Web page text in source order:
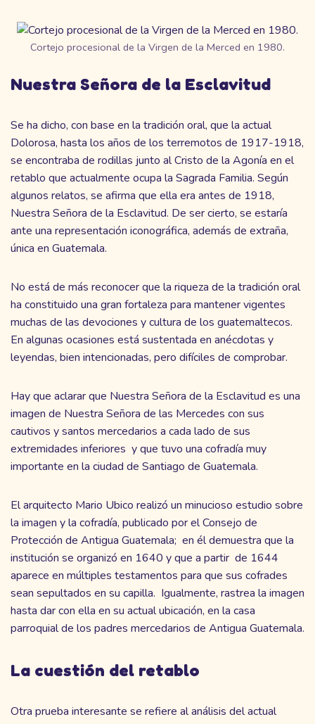
Cortejo procesional de la Virgen de la Merced en 1980.
Nuestra Señora de la Esclavitud
Se ha dicho, con base en la tradición oral, que la actual
Dolorosa, hasta los años de los terremotos de 1917-1918,
se encontraba de rodillas junto al Cristo de la Agonía en el
retablo que actualmente ocupa la Sagrada Familia. Según
algunos relatos, se afirma que ella era antes de 1918,
Nuestra Señora de la Esclavitud. De ser cierto, se estaría
ante una representación iconográfica, además de extraña,
única en Guatemala.
No está de más reconocer que la riqueza de la tradición oral
ha constituido una gran fortaleza para mantener vigentes
muchas de las devociones y cultura de los guatemaltecos.
En algunas ocasiones está sustentada en anécdotas y
leyendas, bien intencionadas, pero difíciles de comprobar.
Hay que aclarar que Nuestra Señora de la Esclavitud es una
imagen de Nuestra Señora de las Mercedes con sus
cautivos y santos mercedarios a cada lado de sus
extremidades inferiores y que tuvo una cofradía muy
importante en la ciudad de Santiago de Guatemala.
El arquitecto Mario Ubico realizó un minucioso estudio sobre
la imagen y la cofradía, publicado por el Consejo de
Protección de Antigua Guatemala; en él demuestra que la
institución se organizó en 1640 y que a partir de 1644
aparece en múltiples testamentos para que sus cofrades
sean sepultados en su capilla. Igualmente, rastrea la imagen
hasta dar con ella en su actual ubicación, en la casa
parroquial de los padres mercedarios de Antigua Guatemala.
La cuestión del retablo
Otra prueba interesante se refiere al análisis del actual